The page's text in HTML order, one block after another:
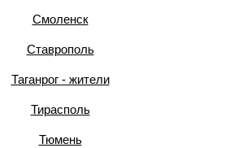
Смоленск
Ставрополь
Таганрог - жители
Тирасполь
Тюмень